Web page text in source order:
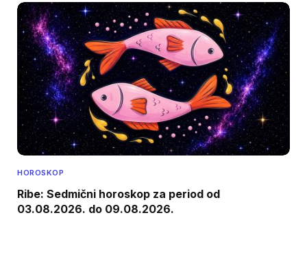
HOROSKOP
Ribe: Sedmični horoskop za period od
03.08.2026. do 09.08.2026.